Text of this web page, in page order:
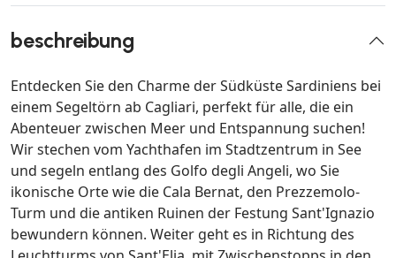
beschreibung
Entdecken Sie den Charme der Südküste Sardiniens bei
einem Segeltörn ab Cagliari, perfekt für alle, die ein
Abenteuer zwischen Meer und Entspannung suchen!
Wir stechen vom Yachthafen im Stadtzentrum in See
und segeln entlang des Golfo degli Angeli, wo Sie
ikonische Orte wie die Cala Bernat, den Prezzemolo-
Turm und die antiken Ruinen der Festung Sant'Ignazio
bewundern können. Weiter geht es in Richtung des